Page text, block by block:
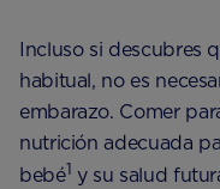
Incluso si descubres
habitual, no es
embarazo. Comer
nutrición adecuada
bebé1 y su salud